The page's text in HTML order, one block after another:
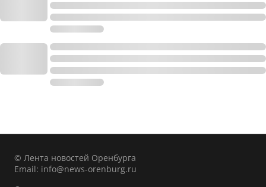
© Лента новостей Оренбурга
Email: info@news-orenburg.ru